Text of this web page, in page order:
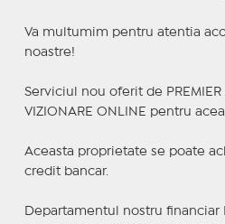
Va multumim pentru atentia
noastre!
Serviciul nou oferit de
VIZIONARE ONLINE pentru
Aceasta proprietate se poate
credit bancar.
Departamentul nostru financiar